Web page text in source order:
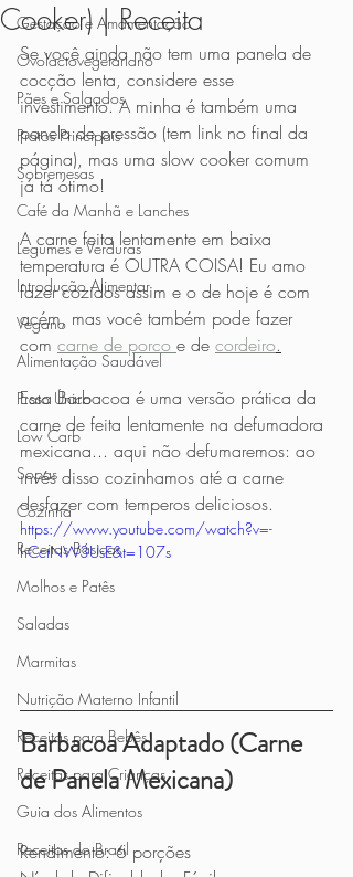
Gestação e Amamentação
Ovolactovegetariano
Pães e Salgados
Pratos Principais
Sobremesas
Café da Manhã e Lanches
Legumes e Verduras
Introdução Alimentar
Vegano
Alimentação Saudável
Prato Único
Low Carb
Sopas
Cozinha
Receitas Básicas
Molhos e Patês
Saladas
Marmitas
Nutrição Materno Infantil
Receitas para Bebês
Receitas para Crianças
Guia dos Alimentos
Receitas do Brasil
Cooker) | Receita
Se você ainda não tem uma panela de
cocção lenta, considere esse
investimento. A minha é também uma
panela de pressão (tem link no final da
página), mas uma slow cooker comum
já tá ótimo!
A carne feita lentamente em baixa
temperatura é OUTRA COISA! Eu amo
fazer cozidos assim e o de hoje é com
acém, mas você também pode fazer
com carne de porco e de cordeiro.
Essa Barbacoa é uma versão prática da
carne de feita lentamente na defumadora
mexicana... aqui não defumaremos: ao
invés disso cozinhamos até a carne
desfazer com temperos deliciosos.
https://www.youtube.com/watch?v=-
hCctNW3UsE&t=107s
Barbacoa Adaptado (Carne
de Panela Mexicana)
Rendimento: 6 porções